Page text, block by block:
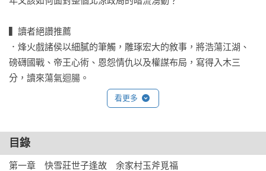
▍讀者絕讚推薦
．烽火戲諸侯以細膩的筆觸，雕琢宏大的敘事，將浩蕩江湖、
磅礴國戰、帝王心術、恩怨情仇以及權謀布局，寫得入木三
分，讀來蕩氣迴腸。
．書中人物刻畫鮮明立體，情與恨寫得輾轉悱惻，層層堆疊出
無法自拔的張力。你能看見大國權謀與小家情感，也有兒女情
的喟然長嘆。這四百萬字，讀來絲毫不覺得冗長，反而越讀越
投入。
看更多
目錄
第一章　快雪莊世子逢故　余家村玉斧覓福